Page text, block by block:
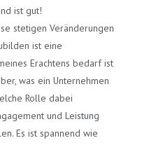
ist gut!
stetigen Veränderungen
ist eine
Erachtens bedarf ist
was ein Unternehmen
Rolle dabei
und Leistung
Es ist spannend wie